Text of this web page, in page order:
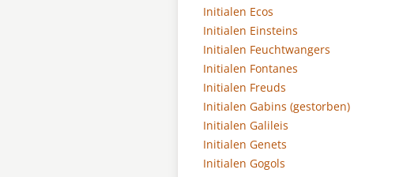
Initialen Ecos
Initialen Einsteins
Initialen Feuchtwangers
Initialen Fontanes
Initialen Freuds
Initialen Gabins (gestorben)
Initialen Galileis
Initialen Genets
Initialen Gogols